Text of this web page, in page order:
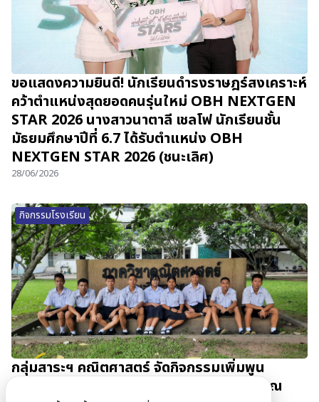
ขอแสดงความยินดี! นักเรียนดำรงราษฎร์สงเคราะห์
คว้าตำแหน่งสุดยอดคนรุ่นใหม่ OBH NEXTGEN
STAR 2026 นางสาวนาตาลี เชลโฟ นักเรียนชั้น
มัธยมศึกษาปีที่ 6.7 ได้รับตำแหน่ง OBH
NEXTGEN STAR 2026 (ชนะเลิศ)
28/06/2026
กิจกรรมโรงเรียน
กลุ่มสาระฯ คณิตศาสตร์ จัดกิจกรรมเพิ่มพูน
ประสบการณ์นักเรียน Gifted Math ม.4-5 ณ